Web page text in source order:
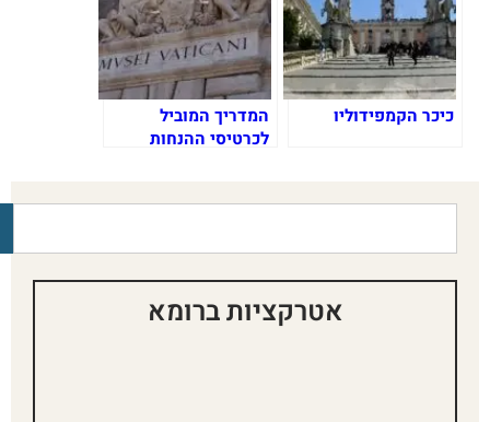
כיכר הקמפידוליו
המדריך המוביל
לכרטיסי ההנחות
אטרקציות ברומא